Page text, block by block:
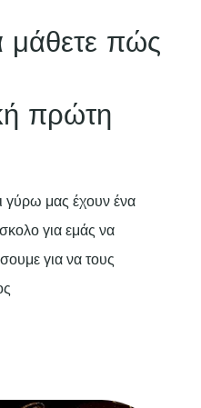
μάθετε πώς
πρώτη
γύρω μας έχουν ένα
για εμάς να
για να τους